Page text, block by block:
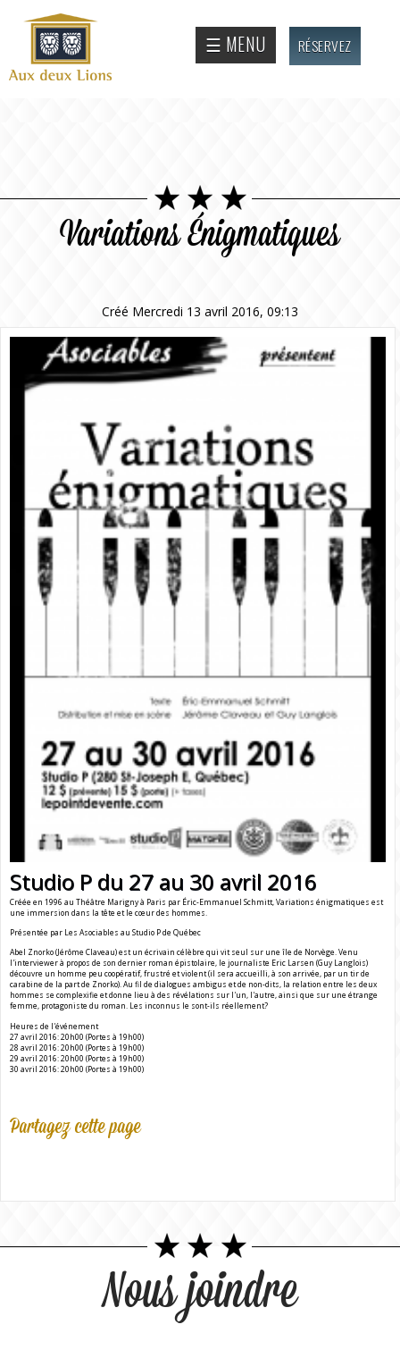
Site
officiel
de
☰ MENU RÉSERVEZ
Variations Énigmatiques
Créé Mercredi 13 avril 2016, 09:13
Studio P du 27 au 30 avril 2016
Créée en 1996 au Théâtre Marigny à Paris par Éric-Emmanuel Schmitt, Variations énigmatiques est
une immersion dans la tête et le cœur des hommes.
Présentée par Les Asociables au Studio P de Québec
Abel Znorko (Jérôme Claveau) est un écrivain célèbre qui vit seul sur une île de Norvège. Venu
l'interviewer à propos de son dernier roman épistolaire, le journaliste Eric Larsen (Guy Langlois)
découvre un homme peu coopératif, frustré et violent (il sera accueilli, à son arrivée, par un tir de
carabine de la part de Znorko). Au fil de dialogues ambigus et de non-dits, la relation entre les deux
hommes se complexifie et donne lieu à des révélations sur l'un, l'autre, ainsi que sur une étrange
femme, protagoniste du roman. Les inconnus le sont-ils réellement?
Heures de l'événement
27 avril 2016: 20h00 (Portes à 19h00)
28 avril 2016: 20h00 (Portes à 19h00)
29 avril 2016: 20h00 (Portes à 19h00)
30 avril 2016: 20h00 (Portes à 19h00)
Partagez cette page
Nous joindre